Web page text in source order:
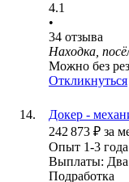
4.1
•
34 отзыва
Находка,
Можно без
Откликнуться
Докер -
242 873 ₽ за
Опыт 1-3 года
Выплаты: Два
Подработка